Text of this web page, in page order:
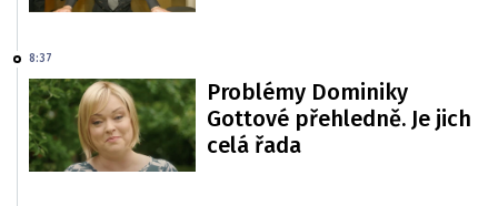
8:37
Problémy Dominiky
Gottové přehledně. Je jich
celá řada